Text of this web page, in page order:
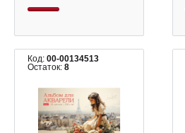
Код: 00-00134513
Остаток: 8